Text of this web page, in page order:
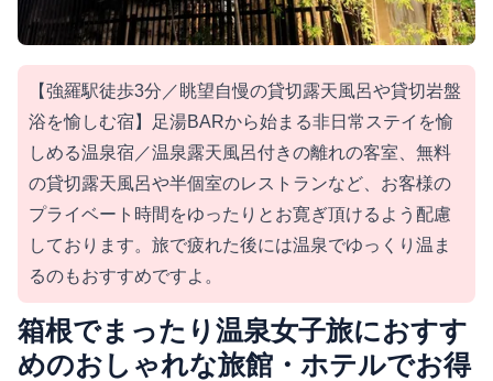
【強羅駅徒歩3分／眺望自慢の貸切露天風呂や貸切岩盤
浴を愉しむ宿】足湯BARから始まる非日常ステイを愉
しめる温泉宿／温泉露天風呂付きの離れの客室、無料
の貸切露天風呂や半個室のレストランなど、お客様の
プライベート時間をゆったりとお寛ぎ頂けるよう配慮
しております。旅で疲れた後には温泉でゆっくり温ま
るのもおすすめですよ。
箱根でまったり温泉女子旅におすす
めのおしゃれな旅館・ホテルでお得